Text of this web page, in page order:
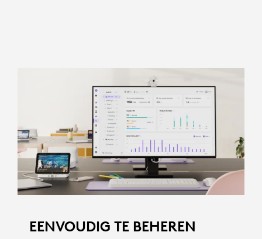
EENVOUDIG TE BEHEREN